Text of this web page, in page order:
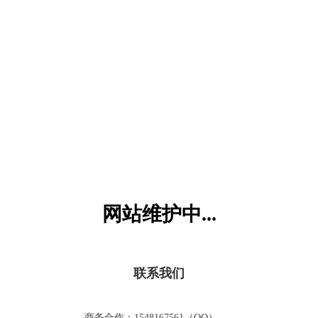
网站维护中...
联系我们